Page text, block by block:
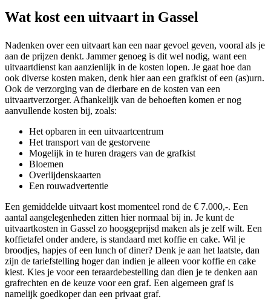
Wat kost een uitvaart in Gassel
Nadenken over een uitvaart kan een naar gevoel geven, vooral als je
aan de prijzen denkt. Jammer genoeg is dit wel nodig, want een
uitvaartdienst kan aanzienlijk in de kosten lopen. Je gaat hoe dan
ook diverse kosten maken, denk hier aan een grafkist of een (as)urn.
Ook de verzorging van de dierbare en de kosten van een
uitvaartverzorger. Afhankelijk van de behoeften komen er nog
aanvullende kosten bij, zoals:
Het opbaren in een uitvaartcentrum
Het transport van de gestorvene
Mogelijk in te huren dragers van de grafkist
Bloemen
Overlijdenskaarten
Een rouwadvertentie
Een gemiddelde uitvaart kost momenteel rond de € 7.000,-. Een
aantal aangelegenheden zitten hier normaal bij in. Je kunt de
uitvaartkosten in Gassel zo hooggeprijsd maken als je zelf wilt. Een
koffietafel onder andere, is standaard met koffie en cake. Wil je
broodjes, hapjes of een lunch of diner? Denk je aan het laatste, dan
zijn de tariefstelling hoger dan indien je alleen voor koffie en cake
kiest. Kies je voor een teraardebestelling dan dien je te denken aan
grafrechten en de keuze voor een graf. Een algemeen graf is
namelijk goedkoper dan een privaat graf.